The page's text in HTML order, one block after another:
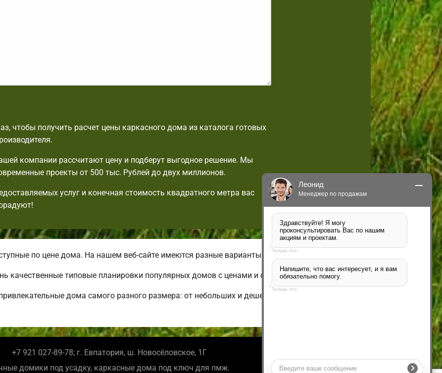
чтобы получить расчет цены каркасного дома из каталога готовых
компании рассчитают цену и подберут выгодное решение. Мы
проекты от 500 тыс. Рублей до двух миллионов.
услуг и конечная стоимость квадратного метра вас
по цене дома. На нашем веб-сайте имеются разные варианты домов.
качественные типовые планировки популярных домов с ценами и фотографиями.
дома самого разного размера: от небольших и дешевых до огромных
+7 921 027-89-78; г. Евпатория, ш. Новосёловское, 1Г
домики под усадку, каркасные дома под ключ для пмж.
Леонид
Менеджер по продажам
Здравствуйте! Я могу
проконсультировать Вас по нашим
акциям и проектам.
Только что
Напишите, что вас интересует, и я вам
обязательно помогу.
Только что